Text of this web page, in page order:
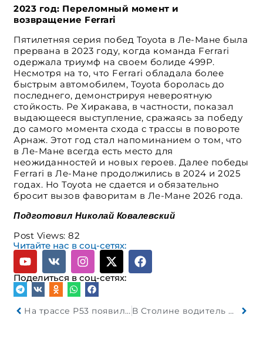
2023 год: Переломный момент и
возвращение Ferrari
Пятилетняя серия побед Toyota в Ле-Мане была
прервана в 2023 году, когда команда Ferrari
одержала триумф на своем болиде 499P.
Несмотря на то, что Ferrari обладала более
быстрым автомобилем, Toyota боролась до
последнего, демонстрируя невероятную
стойкость. Ре Хиракава, в частности, показал
выдающееся выступление, сражаясь за победу
до самого момента схода с трассы в повороте
Арнаж. Этот год стал напоминанием о том, что
в Ле-Мане всегда есть место для
неожиданностей и новых героев. Далее победы
Ferrari в Ле-Мане продолжились в 2024 и 2025
годах. Но Toyota не сдается и обязательно
бросит вызов фаворитам в Ле-Мане 2026 года.
Подготовил Николай Ковалевский
Post Views: 82
Читайте нас в соц-сетях:
Поделиться в соц-сетях:
На трассе Р53 появились табло, показывающее нарушения В Столине водитель фургона сбил двух подростков на мопеде